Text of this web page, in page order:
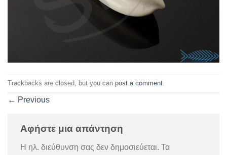
Trackbacks are closed, but you can post a comment.
← Previous
Αφήστε μια απάντηση
Η ηλ. διεύθυνση σας δεν δημοσιεύεται. Τα